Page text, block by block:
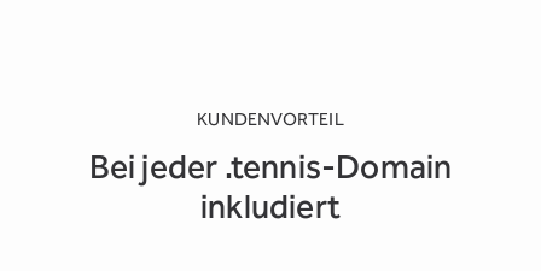
KUNDENVORTEIL
Bei jeder .tennis-Domain
inkludiert